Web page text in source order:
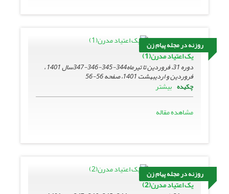
روزنه در مجله پیام زن
یک اعتیاد مدرن(1)
دوره 31، فروردین تا تیرماه344-345-346-347سال 1401 ،
فروردین و اردیبهشت 1401، صفحه
56-56
چکیده بیشتر
مشاهده مقاله
روزنه در مجله پیام زن
یک اعتیاد مدرن(2)